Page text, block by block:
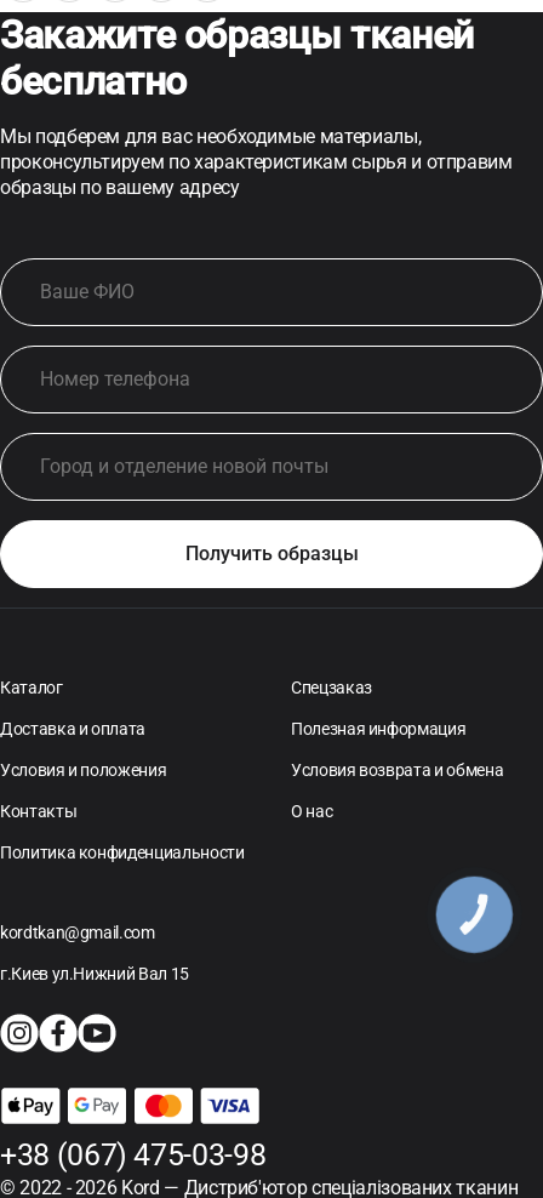
Закажите образцы тканей
бесплатно
Мы подберем для вас необходимые материалы,
проконсультируем по характеристикам сырья и отправим
образцы по вашему адресу
+38 (067) 475-03-98
© 2022 - 2026 Kord — Дистриб'ютор спеціалізованих тканин
Каталог Спецзаказ
Доставка и оплата Полезная информация
Условия и положения Условия возврата и обмена
Контакты О нас
Политика конфиденциальности
kordtkan@gmail.com
г.Киев ул.Нижний Вал 15
КНОПКА
ЗВ'ЯЗКУ